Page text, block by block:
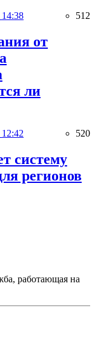
14:38 512
от
ли
12:42 520
систему
регионов
работающая на